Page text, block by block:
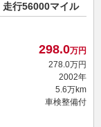
走行56000マイル
298.0万円
278.0万円
2002年
5.6万km
車検整備付